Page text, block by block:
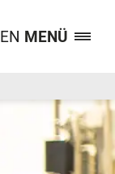
EN MENÜ